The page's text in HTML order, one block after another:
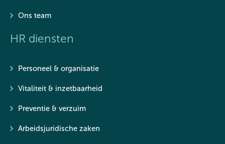
Ons team
HR diensten
Personeel & organisatie
Vitaliteit & inzetbaarheid
Preventie & verzuim
Arbeidsjuridische zaken